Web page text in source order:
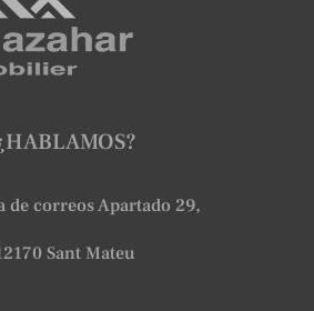
de correos Apartado 29,
Sant Mateu